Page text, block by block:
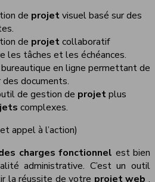
de projetvisuel basé sur des
de projetcollaboratif
les tâches et les échéances.
en ligne permettant de
documents.
de gestion de projetplus
complexes.
appel à l’action)
charges fonctionnel est bien
administrative. C’est un outil
la réussite de votre projet web.